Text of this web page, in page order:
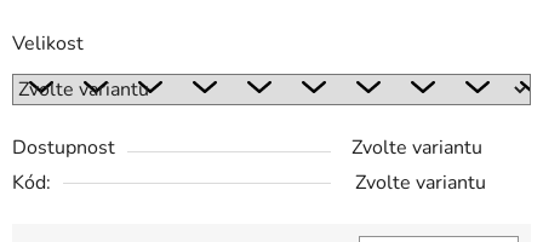
Velikost
Dostupnost
Zvolte variantu
Kód:
Zvolte variantu